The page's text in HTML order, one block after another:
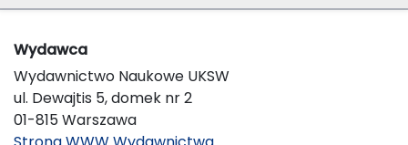
Wydawca
Wydawnictwo Naukowe UKSW
ul. Dewajtis 5, domek nr 2
01-815 Warszawa